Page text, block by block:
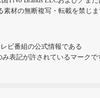
材の無断複写・転載を禁じま
ビ番組の公式情報である
表記が許されているマークで